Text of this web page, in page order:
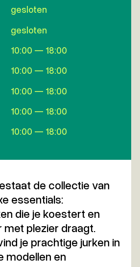
de collectie van
essentials:
die je koestert en
met plezier draagt.
je prachtige jurken in
modellen en
gesloten
gesloten
10:00 — 18:00
10:00 — 18:00
10:00 — 18:00
10:00 — 18:00
10:00 — 18:00